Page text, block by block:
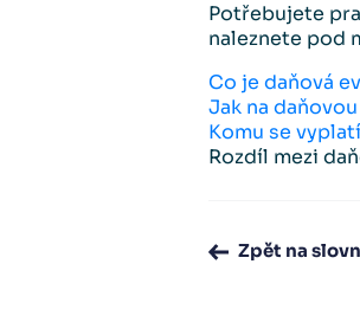
Potřebujete
naleznete pod
Co je daňová
Jak na
Komu se
Rozdíl mezi
Zpět na